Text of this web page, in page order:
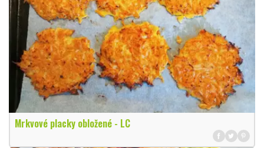
Mrkvové placky obložené - LC